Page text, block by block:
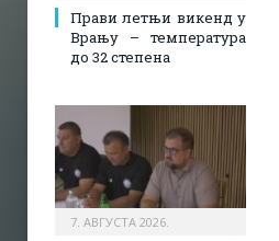
Прави летњи викенд у
Врању – температура
до 32 степена
7. АВГУСТА 2026.